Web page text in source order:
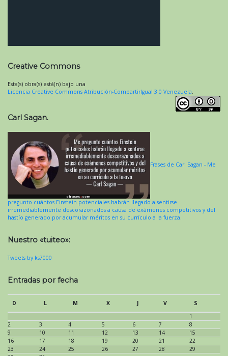
Creative Commons
Esta(s) obra(s) está(n) bajo una
Licencia Creative Commons Atribución-CompartirIgual 3.0 Venezuela
Carl Sagan.
Frases de Carl Sagan - Me
pregunto cuántos Einstein potenciales habrán llegado a sentirse
irremediablemente descorazonados a causa de exámenes competitivos y del
hastío generado por acumular méritos en su currículo a la fuerza.
Nuestro «tuiteo»:
Tweets by ks7000
Entradas por fecha
D L M X J V
S
1
2
3 4 5 6 7
8
9
10 11 12 13 14
15
16
17 18 19 20 21
22
23
24 25 26 27 28
29